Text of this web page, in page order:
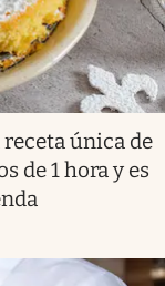
receta única de
de 1 hora y es